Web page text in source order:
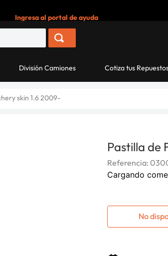
Ingresa al portal de ayuda
División Camiones Cotiza tus
skin 1.6 2009-
Pastilla de
Referencia:
Cargando
No